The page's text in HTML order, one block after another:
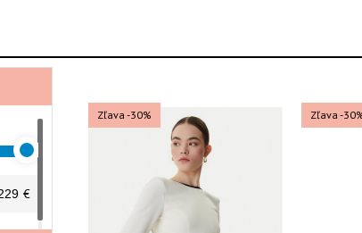
€
Zľava -30% Zľava -